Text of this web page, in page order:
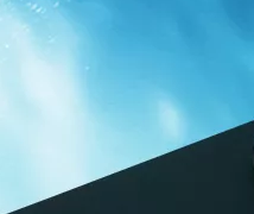
DS-H011-C